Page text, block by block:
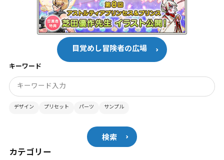
目覚めし冒険者の広場
キーワード
デザイン プリセット パーツ サンプル
検索
カテゴリー